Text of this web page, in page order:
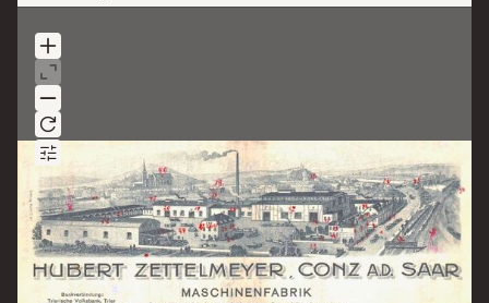
Scan